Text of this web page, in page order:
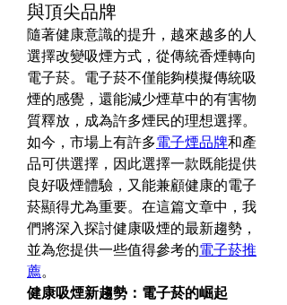
與頂尖品牌
隨著健康意識的提升，越來越多的人
選擇改變吸煙方式，從傳統香煙轉向
電子菸。電子菸不僅能夠模擬傳統吸
煙的感覺，還能減少煙草中的有害物
質釋放，成為許多煙民的理想選擇。
如今，市場上有許多電子煙品牌和產
品可供選擇，因此選擇一款既能提供
良好吸煙體驗，又能兼顧健康的電子
菸顯得尤為重要。在這篇文章中，我
們將深入探討健康吸煙的最新趨勢，
並為您提供一些值得參考的電子菸推
薦。
健康吸煙新趨勢：電子菸的崛起